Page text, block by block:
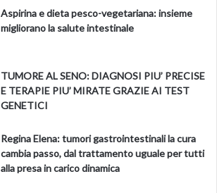
Aspirina e dieta pesco-vegetariana: insieme
migliorano la salute intestinale
TUMORE AL SENO: DIAGNOSI PIU’ PRECISE
E TERAPIE PIU’ MIRATE GRAZIE AI TEST
GENETICI
Regina Elena: tumori gastrointestinali la cura
cambia passo, dal trattamento uguale per tutti
alla presa in carico dinamica